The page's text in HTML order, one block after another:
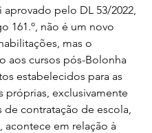
aprovado pelo DL 53/2022,
161.º, não é um novo
mas o
aos cursos pós-Bolonha
estabelecidos para as
próprias, exclusivamente
de contratação de escola,
acontece em relação à